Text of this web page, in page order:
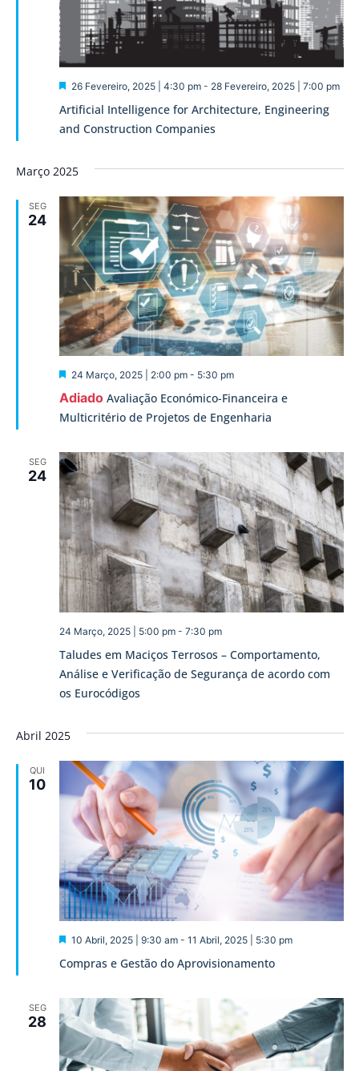
Artificial Intelligence for Architecture, Engineering
and Construction Companies
Destaque
26 Fevereiro, 2025 | 4:30 pm- 28 Fevereiro, 2025 | 7:00 pm
Março 2025
SEG
24
Adiado Avaliação Económico-Financeira e
Multicritério de Projetos de Engenharia
Destaque
24 Março, 2025 | 2:00 pm- 5:30 pm
SEG
24
Taludes em Maciços Terrosos – Comportamento,
Análise e Verificação de Segurança de acordo com
os Eurocódigos
24 Março, 2025 | 5:00 pm- 7:30 pm
Abril 2025
QUI
10
Compras e Gestão do Aprovisionamento
Destaque
10 Abril, 2025 | 9:30 am- 11 Abril, 2025 | 5:30 pm
SEG
28